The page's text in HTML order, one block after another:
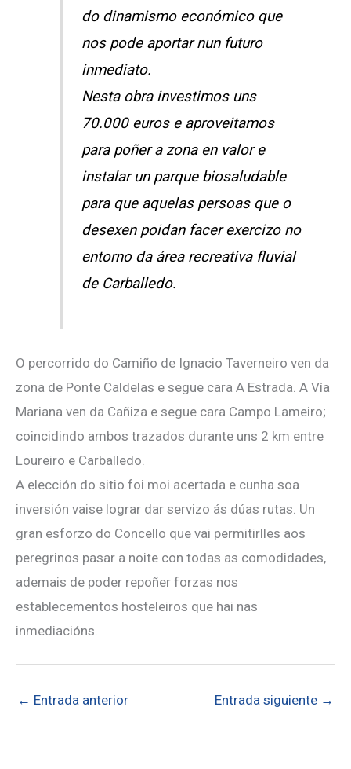
do dinamismo económico que
nos pode aportar nun futuro
inmediato.
Nesta obra investimos uns
70.000 euros e aproveitamos
para poñer a zona en valor e
instalar un parque biosaludable
para que aquelas persoas que o
desexen poidan facer exercizo no
entorno da área recreativa fluvial
de Carballedo.
O percorrido do Camiño de Ignacio Taverneiro ven da
zona de Ponte Caldelas e segue cara A Estrada. A Vía
Mariana ven da Cañiza e segue cara Campo Lameiro;
coincidindo ambos trazados durante uns 2 km entre
Loureiro e Carballedo.
A elección do sitio foi moi acertada e cunha soa
inversión vaise lograr dar servizo ás dúas rutas. Un
gran esforzo do Concello que vai permitirlles aos
peregrinos pasar a noite con todas as comodidades,
ademais de poder repoñer forzas nos
establecementos hosteleiros que hai nas
inmediacións.
← Entrada anterior Entrada siguiente →